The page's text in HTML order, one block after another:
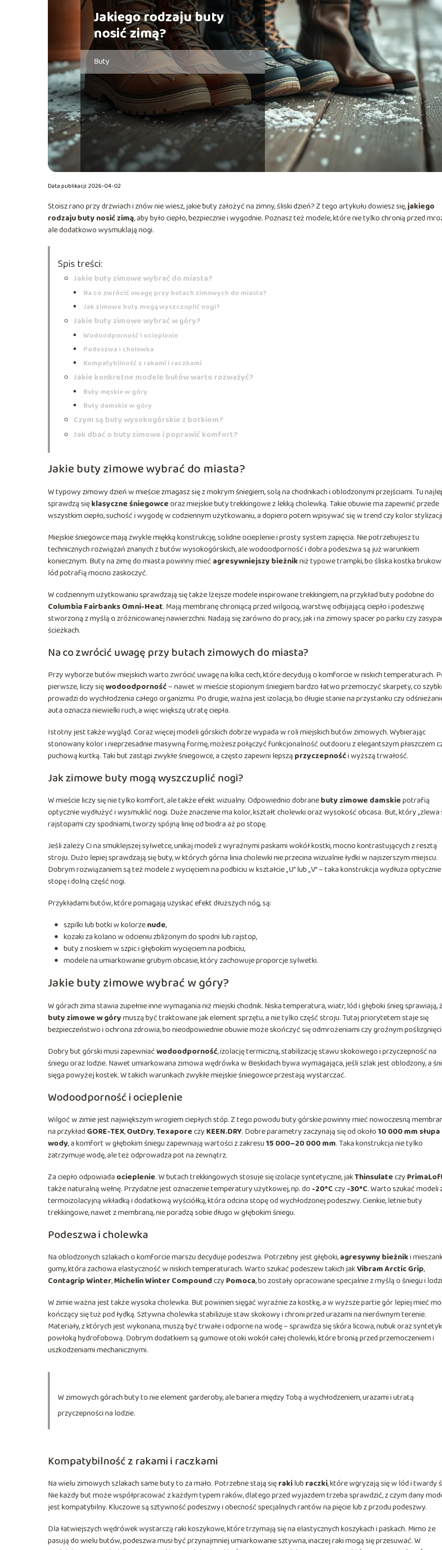
Jakiego rodzaju buty
nosić zimą?
Buty
Data publikacji: 2026-04-02
Stoisz rano przy drzwiach i znów nie wiesz, jakie buty założyć na zimny, śliski dzień? Z tego artykułu dowiesz się,jakiego
rodzaju buty nosić zimą, aby było ciepło, bezpiecznie i wygodnie. Poznasz też modele, które nie tylko chronią przed
ale dodatkowo wysmuklają nogi.
Spis treści:
Jakie buty zimowe wybrać do miasta?
Na co zwrócić uwagę przy butach zimowych do miasta?
Jak zimowe buty mogą wyszczuplić nogi?
Jakie buty zimowe wybrać w góry?
Wodoodporność i ocieplenie
Podeszwa i cholewka
Kompatybilność z rakami i raczkami
Jakie konkretne modele butów warto rozważyć?
Buty męskie w góry
Buty damskie w góry
Czym są buty wysokogórskie z botkiem?
Jak dbać o buty zimowe i poprawić komfort?
Jakie buty zimowe wybrać do miasta?
W typowy zimowy dzień w mieście zmagasz się z mokrym śniegiem, solą na chodnikach i oblodzonymi przejściami. Tu
sprawdzą sięklasyczne śniegowceoraz miejskie buty trekkingowe z lekką cholewką. Takie obuwie ma zapewnić przede
wszystkim ciepło, suchość i wygodę w codziennym użytkowaniu, a dopiero potem wpisywać się w trend czy kolor
Miejskie śniegowce mają zwykle miękką konstrukcję, solidne ocieplenie i prosty system zapięcia. Nie potrzebujesz tu
technicznych rozwiązań znanych z butów wysokogórskich, ale wodoodporność i dobra podeszwa są już warunkiem
koniecznym. Buty na zimę do miasta powinny mieć agresywniejszy bieżnikniż typowe trampki, bo śliska kostka
lód potrafią mocno zaskoczyć.
W codziennym użytkowaniu sprawdzają się także lżejsze modele inspirowane trekkingiem, na przykład buty podobne do
Columbia Fairbanks Omni-Heat. Mają membranę chroniącą przed wilgocią, warstwę odbijającą ciepło i podeszwę
stworzoną z myślą o zróżnicowanej nawierzchni. Nadają się zarówno do pracy, jak i na zimowy spacer po parku czy
ścieżkach.
Na co zwrócić uwagę przy butach zimowych do miasta?
Przy wyborze butów miejskich warto zwrócić uwagę na kilka cech, które decydują o komforcie w niskich temperaturach.
pierwsze, liczy sięwodoodporność – nawet w mieście stopionym śniegiem bardzo łatwo przemoczyć skarpety, co
prowadzi do wychłodzenia całego organizmu. Po drugie, ważna jest izolacja, bo długie stanie na przystanku czy
auta oznacza niewielki ruch, a więc większą utratę ciepła.
Istotny jest także wygląd. Coraz więcej modeli górskich dobrze wypada w roli miejskich butów zimowych. Wybierając
stonowany kolor i nieprzesadnie masywną formę, możesz połączyć funkcjonalność outdooru z elegantszym płaszczem
puchową kurtką. Taki but zastąpi zwykłe śniegowce, a często zapewni lepszą przyczepnośći wyższą trwałość.
Jak zimowe buty mogą wyszczuplić nogi?
W mieście liczy się nie tylko komfort, ale także efekt wizualny. Odpowiednio dobranebuty zimowe damskiepotrafią
optycznie wydłużyć i wysmuklić nogi. Duże znaczenie ma kolor, kształt cholewki oraz wysokość obcasa. But, który „zlewa
rajstopami czy spodniami, tworzy spójną linię od biodra aż po stopę.
Jeśli zależy Ci na smuklejszej sylwetce, unikaj modeli z wyraźnymi paskami wokół kostki, mocno kontrastujących z resztą
stroju. Dużo lepiej sprawdzają się buty, w których górna linia cholewki nie przecina wizualnie łydki w najszerszym miejscu.
Dobrym rozwiązaniem są też modele z wycięciem na podbiciu w kształcie „U” lub „V” – taka konstrukcja wydłuża optycznie
stopę i dolną część nogi.
Przykładami butów, które pomagają uzyskać efekt dłuższych nóg, są:
szpilki lub botki w kolorzenude,
kozaki za kolano w odcieniu zbliżonym do spodni lub rajstop,
buty z noskiem w szpic i głębokim wycięciem na podbiciu,
modele na umiarkowanie grubym obcasie, który zachowuje proporcje sylwetki.
Jakie buty zimowe wybrać w góry?
W górach zima stawia zupełnie inne wymagania niż miejski chodnik. Niska temperatura, wiatr, lód i głęboki śnieg sprawiają,
buty zimowe w górymuszą być traktowane jak element sprzętu, a nie tylko część stroju. Tutaj priorytetem staje się
bezpieczeństwo i ochrona zdrowia, bo nieodpowiednie obuwie może skończyć się odmrożeniami czy groźnym
Dobry but górski musi zapewniaćwodoodporność, izolację termiczną, stabilizację stawu skokowego i przyczepność na
śniegu oraz lodzie. Nawet umiarkowana zimowa wędrówka w Beskidach bywa wymagająca, jeśli szlak jest oblodzony, a
sięga powyżej kostek. W takich warunkach zwykłe miejskie śniegowce przestają wystarczać.
Wodoodporność i ocieplenie
Wilgoć w zimie jest największym wrogiem ciepłych stóp. Z tego powodu buty górskie powinny mieć nowoczesną
na przykład GORE-TEX,OutDry,Texaporeczy KEEN.DRY. Dobre parametry zaczynają się od około10 000 mm słupa
wody, a komfort w głębokim śniegu zapewniają wartości z zakresu15 000–20 000 mm. Taka konstrukcja nie tylko
zatrzymuje wodę, ale też odprowadza pot na zewnątrz.
Za ciepło odpowiada ocieplenie. W butach trekkingowych stosuje się izolacje syntetyczne, jakThinsulateczy
także naturalną wełnę. Przydatne jest oznaczenie temperatury użytkowej, np. do -20°Cczy -30°C. Warto szukać modeli
termoizolacyjną wkładką i dodatkową wyściółką, która odcina stopę od wychłodzonej podeszwy. Cienkie, letnie buty
trekkingowe, nawet z membraną, nie poradzą sobie długo w głębokim śniegu.
Podeszwa i cholewka
Na oblodzonych szlakach o komforcie marszu decyduje podeszwa. Potrzebny jest głęboki,agresywny bieżniki
gumy, która zachowa elastyczność w niskich temperaturach. Warto szukać podeszew takich jakVibram Arctic Grip,
Contagrip Winter,Michelin Winter Compoundczy Pomoca, bo zostały opracowane specjalnie z myślą o śniegu i
W zimie ważna jest także wysoka cholewka. But powinien sięgać wyraźnie za kostkę, a w wyższe partie gór lepiej mieć
kończący się tuż pod łydką. Sztywna cholewka stabilizuje staw skokowy i chroni przed urazami na nierównym terenie.
Materiały, z których jest wykonana, muszą być trwałe i odporne na wodę – sprawdza się skóra licowa, nubuk oraz
powłoką hydrofobową. Dobrym dodatkiem są gumowe otoki wokół całej cholewki, które bronią przed przemoczeniem i
uszkodzeniami mechanicznymi.
W zimowych górach buty to nie element garderoby, ale bariera między Tobą a wychłodzeniem, urazami i utratą
przyczepności na lodzie.
Kompatybilność z rakami i raczkami
Na wielu zimowych szlakach same buty to za mało. Potrzebne stają sięrakilub raczki, które wgryzają się w lód i twardy
Nie każdy but może współpracować z każdym typem raków, dlatego przed wyjazdem trzeba sprawdzić, z czym dany
jest kompatybilny. Kluczowe są sztywność podeszwy i obecność specjalnych rantów na pięcie lub z przodu podeszwy.
Dla łatwiejszych wędrówek wystarczą raki koszykowe, które trzymają się na elastycznych koszykach i paskach. Mimo że
pasują do wielu butów, podeszwa musi być przynajmniej umiarkowanie sztywna, inaczej raki mogą się przesuwać. W